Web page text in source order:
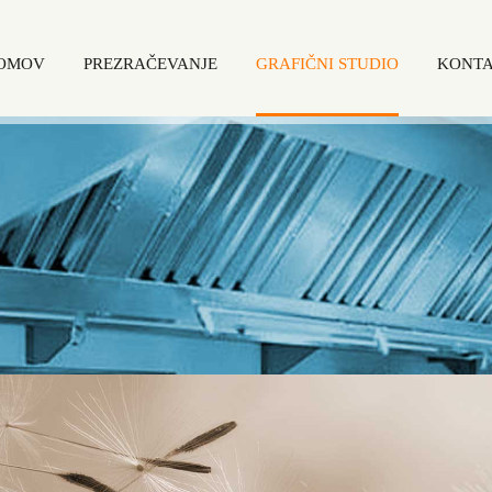
PREZRAČEVANJE GRAFIČNI STUDIO